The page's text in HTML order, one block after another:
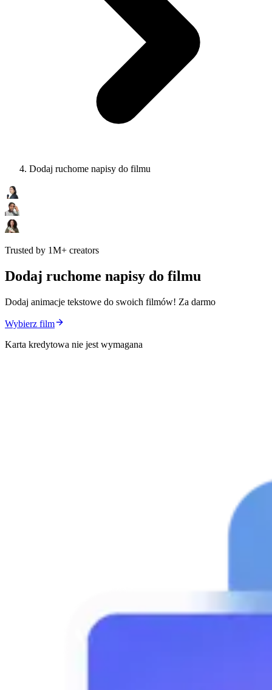
Dodaj ruchome napisy do filmu
Trusted by 1M+ creators
Dodaj ruchome napisy do filmu
Dodaj animacje tekstowe do swoich filmów! Za darmo
Wybierz film
Karta kredytowa nie jest wymagana